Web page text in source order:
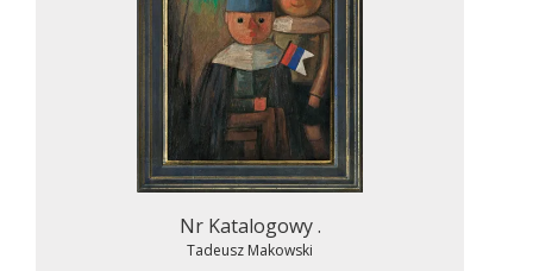
Nr Katalogowy .
Tadeusz Makowski